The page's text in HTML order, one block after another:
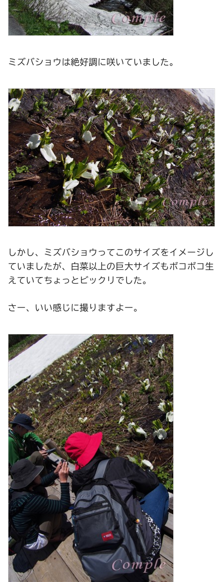
ミズバショウは絶好調に咲いていました。
しかし、ミズバショウってこのサイズをイメージし
ていましたが、白菜以上の巨大サイズもボコボコ生
えていてちょっとビックリでした。
さー、いい感じに撮りますよー。